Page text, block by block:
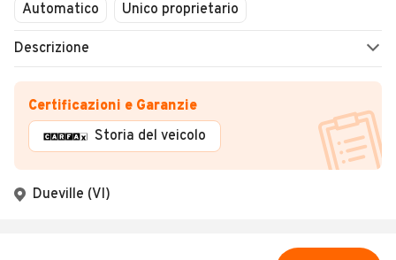
Automatico
Unico proprietario
Descrizione
Certificazioni e Garanzie
Storia del veicolo
Dueville (VI)